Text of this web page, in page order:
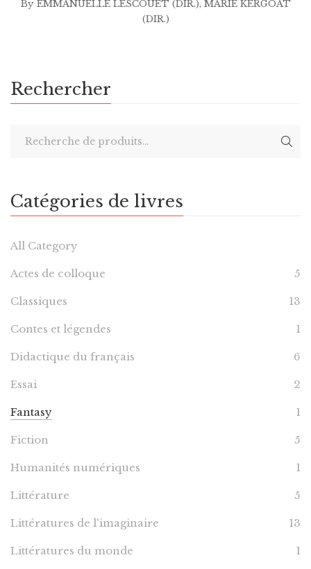
By EMMANUELLE LESCOUET (DIR.), MARIE KERGOAT
(DIR.)
Rechercher
Catégories de livres
All Category
Actes de colloque 5
Classiques 13
Contes et légendes 1
Didactique du français 6
Essai 2
Fantasy 1
Fiction 5
Humanités numériques 1
Littérature 5
Littératures de l'imaginaire 13
Littératures du monde 1